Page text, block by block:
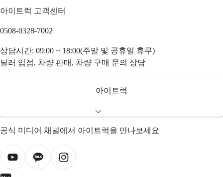
아이트럭 고객센터
0508-0328-7002
상담시간: 09:00 ~ 18:00(주말 및 공휴일 휴무)
딜러 입점, 차량 판매, 차량 구매 문의 상담
아이트럭
공식 미디어 채널에서 아이트럭을 만나보세요